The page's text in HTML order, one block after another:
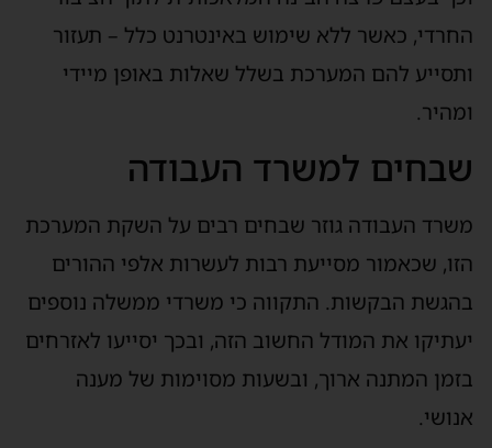
החרדי, כאשר ללא שימוש באינטרנט כלל – תעזור
ותסייע להם המערכת בשלל שאלות באופן מיידי
ומהיר.
שבחים למשרד העבודה
משרד העבודה גוזר שבחים רבים על השקת המערכת
הזו, שכאמור מסייעת רבות לעשרות אלפי ההורים
בהגשת הבקשות. התקווה כי משרדי ממשלה נוספים
יעתיקו את המודל החשוב הזה, ובכך יסייעו לאזרחים
בזמן המתנה ארוך, ובשעות מסוימות של מענה
אנושי.